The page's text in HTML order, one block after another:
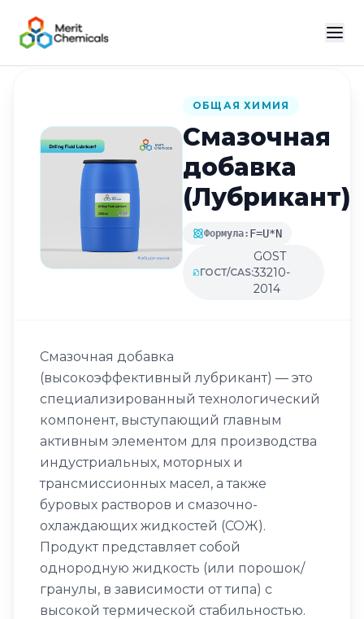
Назад в каталог
ОБЩАЯ ХИМИЯ
Смазочная
добавка
(Лубрикант)
Формула: F=U*N
ГОСТ/CAS:
GOST
33210-
2014
Смазочная добавка
(высокоэффективный лубрикант) — это
специализированный технологический
компонент, выступающий главным
активным элементом для производства
индустриальных, моторных и
трансмиссионных масел, а также
буровых растворов и смазочно-
охлаждающих жидкостей (СОЖ).
Продукт представляет собой
однородную жидкость (или порошок/
гранулы, в зависимости от типа) с
высокой термической стабильностью.